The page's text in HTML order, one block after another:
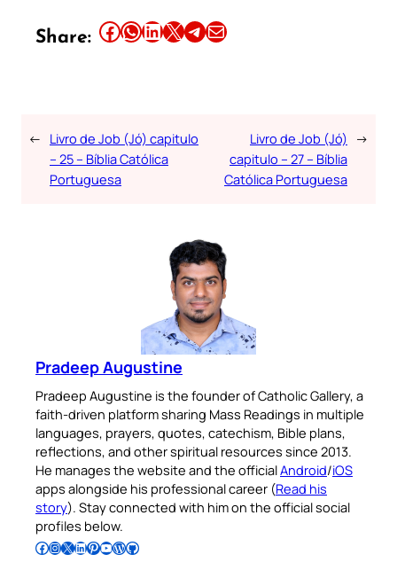
Share: Share this article on Facebook Share this article on WhatsApp Share this article on LinkedIn Share this article on X Share this article on TelegramEmail this Article
← Livro de Job (Jó) capitulo
– 25 – Bíblia Católica
Portuguesa
Livro de Job (Jó)
capitulo – 27 – Bíblia
Católica Portuguesa
→
Pradeep Augustine
Pradeep Augustine is the founder of Catholic Gallery, a
faith-driven platform sharing Mass Readings in multiple
languages, prayers, quotes, catechism, Bible plans,
reflections, and other spiritual resources since 2013.
He manages the website and the officialAndroid/iOS
apps alongside his professional career (Read his
story). Stay connected with him on the official social
profiles below.
Follow Pradeep on Facebook Follow Pradeep on InstagramFollow Pradeep on X Follow Pradeep on LinkedIn Follow Pradeep on Pinterest Subscribe to Pradeep’s Youtube Channel Follow Pradeep on WordPress Follow Pradeep on GitHub